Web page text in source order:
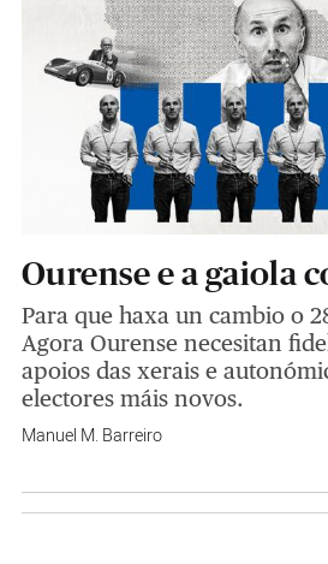
Ourense e a gaiola
Para que haxa un cambio o
Agora Ourense necesitan
apoios das xerais e
electores máis novos.
Manuel M. Barreiro